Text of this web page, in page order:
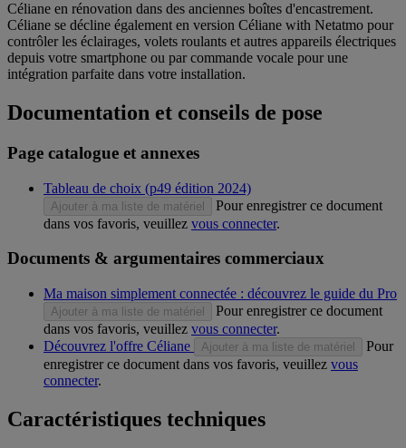
Céliane en rénovation dans des anciennes boîtes d'encastrement.
Céliane se décline également en version Céliane with Netatmo pour
contrôler les éclairages, volets roulants et autres appareils électriques
depuis votre smartphone ou par commande vocale pour une
intégration parfaite dans votre installation.
Documentation et conseils de pose
Page catalogue et annexes
Tableau de choix (p49 édition 2024)
Ajouter à ma liste de matériel
Pour enregistrer ce document
dans vos favoris, veuillez vous connecter.
Documents & argumentaires commerciaux
Ma maison simplement connectée : découvrez le guide du Pro
Ajouter à ma liste de matériel
Pour enregistrer ce document
dans vos favoris, veuillez vous connecter.
Découvrez l'offre Céliane
Ajouter à ma liste de matériel
Pour
enregistrer ce document dans vos favoris, veuillez vous
connecter.
Caractéristiques techniques